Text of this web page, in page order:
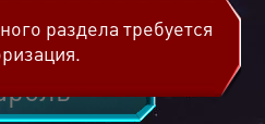
раздела требуется